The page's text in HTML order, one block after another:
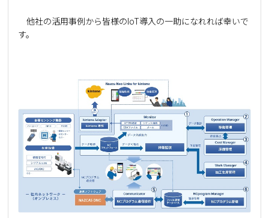
他社の活用事例から皆様のIoT導入の一助になれれば幸いで
す。